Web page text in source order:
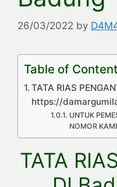
26/03/2022 by
Table of
TATA RIAS
https://
UNTUK
NOMOR
TATA